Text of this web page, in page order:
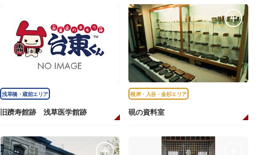
浅草橋・蔵前エリア
旧躋寿館跡 浅草医学館跡
根岸・入谷・金杉エリア
硯の資料室